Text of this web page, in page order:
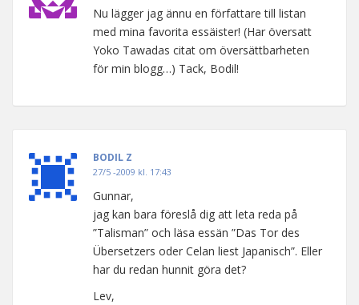
Nu lägger jag ännu en författare till listan
med mina favorita essäister! (Har översatt
Yoko Tawadas citat om översättbarheten
för min blogg…) Tack, Bodil!
BODIL Z
27/5 -2009 kl. 17:43
Gunnar,
jag kan bara föreslå dig att leta reda på
”Talisman” och läsa essän ”Das Tor des
Übersetzers oder Celan liest Japanisch”. Eller
har du redan hunnit göra det?
Lev,